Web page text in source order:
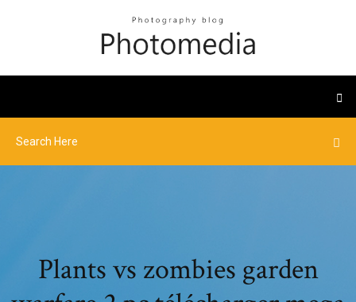
Plants vs zombies garden